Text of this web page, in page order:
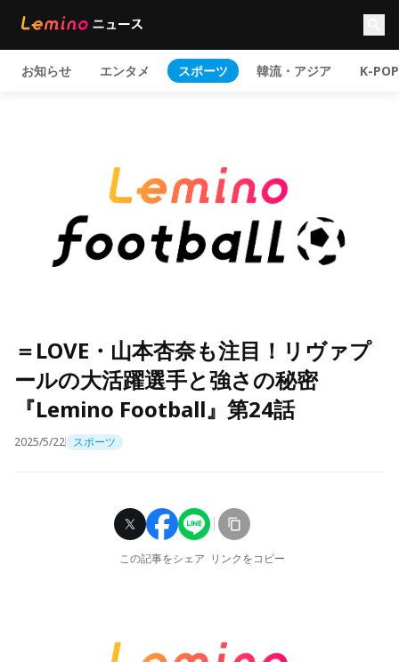
お知らせ エンタメ スポーツ 韓流・アジア K-POP
＝LOVE・山本杏奈も注目！リヴァプ
ールの大活躍選手と強さの秘密
『Lemino Football』第24話
2025/5/22 スポーツ
この記事をシェア リンクをコピー